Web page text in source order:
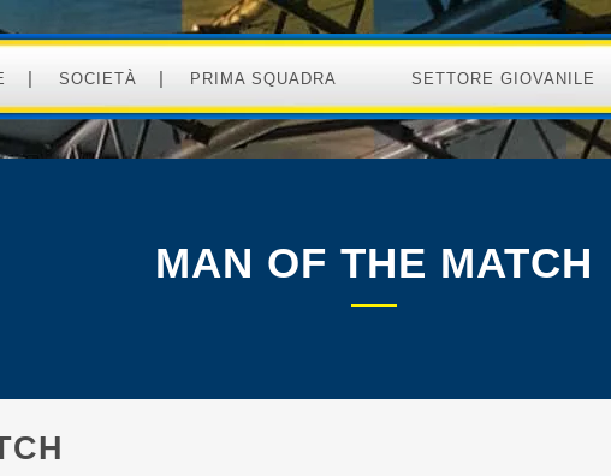
SOCIETÀ PRIMA SQUADRA SETTORE GIOVANILE
MAN OF THE MATCH